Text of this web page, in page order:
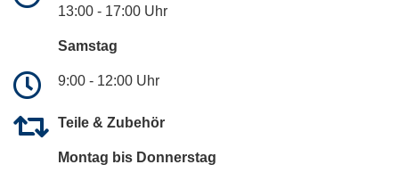
13:00 - 17:00 Uhr
Samstag
9:00 - 12:00 Uhr
Teile & Zubehör
Montag bis Donnerstag